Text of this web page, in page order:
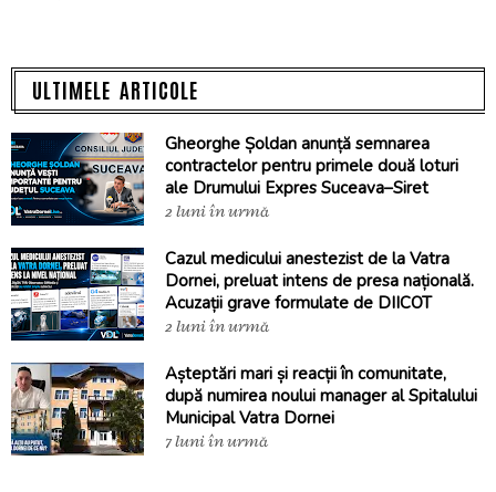
ULTIMELE ARTICOLE
Gheorghe Șoldan anunță semnarea
contractelor pentru primele două loturi
ale Drumului Expres Suceava–Siret
2 luni în urmă
Cazul medicului anestezist de la Vatra
Dornei, preluat intens de presa națională.
Acuzații grave formulate de DIICOT
2 luni în urmă
Așteptări mari și reacții în comunitate,
după numirea noului manager al Spitalului
Municipal Vatra Dornei
7 luni în urmă